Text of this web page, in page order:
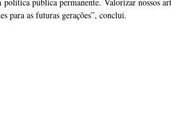
para as futuras gerações”, conclui.